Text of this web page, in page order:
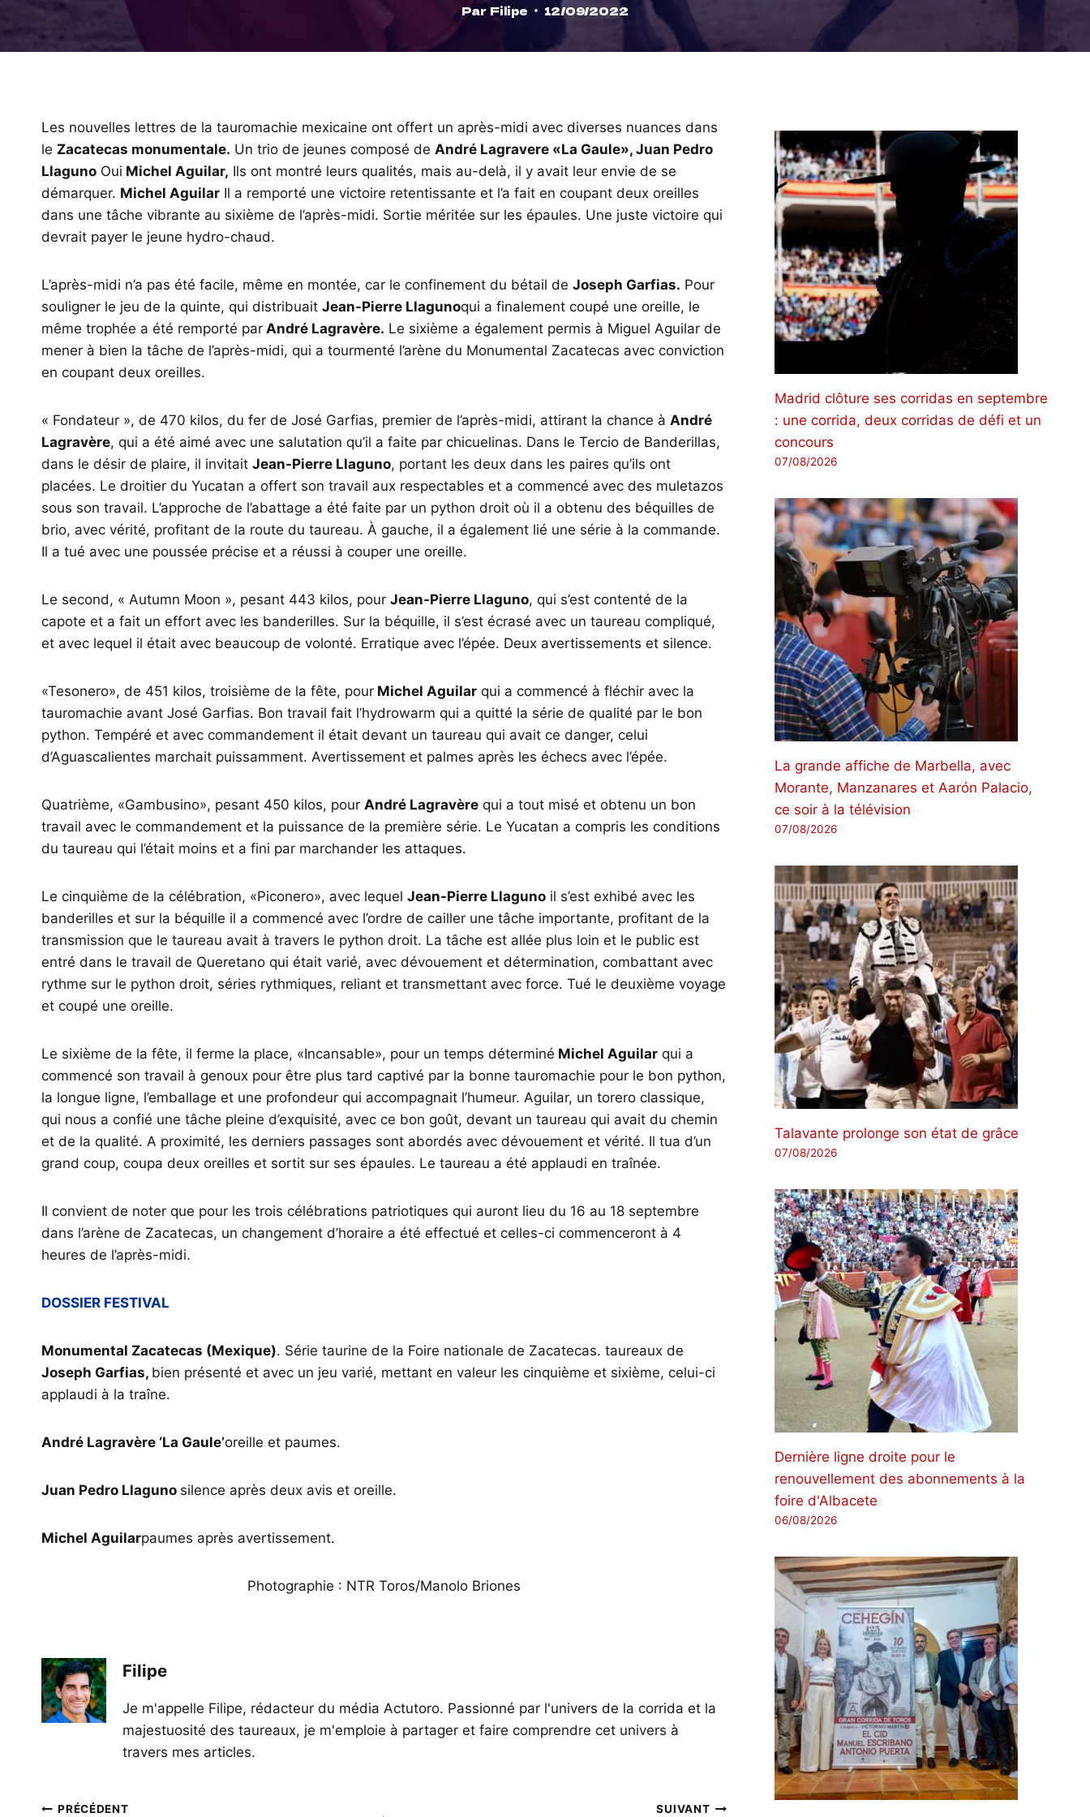
Par Filipe 12/09/2022
Les nouvelles lettres de la tauromachie mexicaine ont offert un après-midi avec diverses nuances dans
le Zacatecas monumentale. Un trio de jeunes composé de André Lagravere «La Gaule», Juan Pedro
Llaguno Oui Michel Aguilar, Ils ont montré leurs qualités, mais au-delà, il y avait leur envie de se
démarquer. Michel Aguilar Il a remporté une victoire retentissante et l’a fait en coupant deux oreilles
dans une tâche vibrante au sixième de l’après-midi. Sortie méritée sur les épaules. Une juste victoire qui
devrait payer le jeune hydro-chaud.
L’après-midi n’a pas été facile, même en montée, car le confinement du bétail de Joseph Garfias. Pour
souligner le jeu de la quinte, qui distribuait Jean-Pierre Llagunoqui a finalement coupé une oreille, le
même trophée a été remporté par André Lagravère. Le sixième a également permis à Miguel Aguilar de
mener à bien la tâche de l’après-midi, qui a tourmenté l’arène du Monumental Zacatecas avec conviction
en coupant deux oreilles.
« Fondateur », de 470 kilos, du fer de José Garfias, premier de l’après-midi, attirant la chance à André
Lagravère, qui a été aimé avec une salutation qu’il a faite par chicuelinas. Dans le Tercio de Banderillas,
dans le désir de plaire, il invitait Jean-Pierre Llaguno, portant les deux dans les paires qu’ils ont
placées. Le droitier du Yucatan a offert son travail aux respectables et a commencé avec des muletazos
sous son travail. L’approche de l’abattage a été faite par un python droit où il a obtenu des béquilles de
brio, avec vérité, profitant de la route du taureau. À gauche, il a également lié une série à la commande.
Il a tué avec une poussée précise et a réussi à couper une oreille.
Le second, « Autumn Moon », pesant 443 kilos, pour Jean-Pierre Llaguno, qui s’est contenté de la
capote et a fait un effort avec les banderilles. Sur la béquille, il s’est écrasé avec un taureau compliqué,
et avec lequel il était avec beaucoup de volonté. Erratique avec l’épée. Deux avertissements et silence.
«Tesonero», de 451 kilos, troisième de la fête, pour Michel Aguilar qui a commencé à fléchir avec la
tauromachie avant José Garfias. Bon travail fait l’hydrowarm qui a quitté la série de qualité par le bon
python. Tempéré et avec commandement il était devant un taureau qui avait ce danger, celui
d’Aguascalientes marchait puissamment. Avertissement et palmes après les échecs avec l’épée.
Quatrième, «Gambusino», pesant 450 kilos, pour André Lagravère qui a tout misé et obtenu un bon
travail avec le commandement et la puissance de la première série. Le Yucatan a compris les conditions
du taureau qui l’était moins et a fini par marchander les attaques.
Le cinquième de la célébration, «Piconero», avec lequel Jean-Pierre Llaguno il s’est exhibé avec les
banderilles et sur la béquille il a commencé avec l’ordre de cailler une tâche importante, profitant de la
transmission que le taureau avait à travers le python droit. La tâche est allée plus loin et le public est
entré dans le travail de Queretano qui était varié, avec dévouement et détermination, combattant avec
rythme sur le python droit, séries rythmiques, reliant et transmettant avec force. Tué le deuxième voyage
et coupé une oreille.
Le sixième de la fête, il ferme la place, «Incansable», pour un temps déterminé Michel Aguilar qui a
commencé son travail à genoux pour être plus tard captivé par la bonne tauromachie pour le bon python,
la longue ligne, l’emballage et une profondeur qui accompagnait l’humeur. Aguilar, un torero classique,
qui nous a confié une tâche pleine d’exquisité, avec ce bon goût, devant un taureau qui avait du chemin
et de la qualité. A proximité, les derniers passages sont abordés avec dévouement et vérité. Il tua d’un
grand coup, coupa deux oreilles et sortit sur ses épaules. Le taureau a été applaudi en traînée.
Il convient de noter que pour les trois célébrations patriotiques qui auront lieu du 16 au 18 septembre
dans l’arène de Zacatecas, un changement d’horaire a été effectué et celles-ci commenceront à 4
heures de l’après-midi.
DOSSIER FESTIVAL
Monumental Zacatecas (Mexique). Série taurine de la Foire nationale de Zacatecas. taureaux de
Joseph Garfias, bien présenté et avec un jeu varié, mettant en valeur les cinquième et sixième, celui-ci
applaudi à la traîne.
André Lagravère ‘La Gaule’oreille et paumes.
Juan Pedro Llaguno silence après deux avis et oreille.
Michel Aguilarpaumes après avertissement.
Photographie : NTR Toros/Manolo Briones
Filipe
Je m'appelle Filipe, rédacteur du média Actutoro. Passionné par l'univers de la corrida et la
majestuosité des taureaux, je m'emploie à partager et faire comprendre cet univers à
travers mes articles.
Navigation
PRÉCÉDENT SUIVANT
Madrid clôture ses corridas en septembre
: une corrida, deux corridas de défi et un
concours
07/08/2026
La grande affiche de Marbella, avec
Morante, Manzanares et Aarón Palacio,
ce soir à la télévision
07/08/2026
Talavante prolonge son état de grâce
07/08/2026
Dernière ligne droite pour le
renouvellement des abonnements à la
foire d'Albacete
06/08/2026